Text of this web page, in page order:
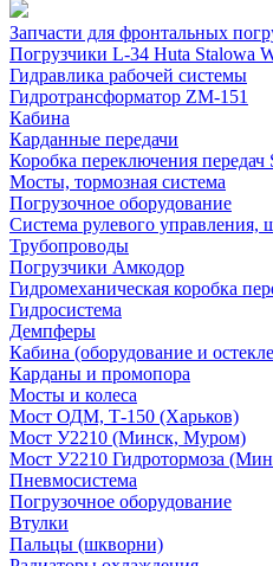
Запчасти для фронтальных
Погрузчики L-34 Huta Stalowa
Гидравлика рабочей системы
Гидротрансформатор ZM-151
Кабина
Карданные передачи
Коробка переключения передач
Мосты, тормозная система
Погрузочное оборудование
Система рулевого управления,
Трубопроводы
Погрузчики Амкодор
Гидромеханическая коробка
Гидросистема
Демпферы
Кабина (оборудование и
Карданы и промопора
Мосты и колеса
Мост ОДМ, Т-150 (Харьков)
Мост У2210 (Минск, Муром)
Мост У2210 Гидротормоза
Пневмосистема
Погрузочное оборудование
Втулки
Пальцы (шкворни)